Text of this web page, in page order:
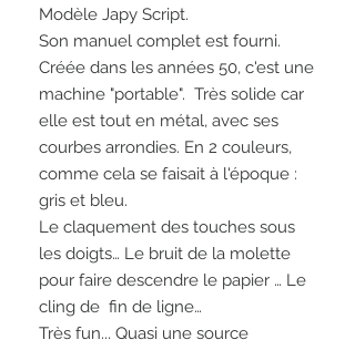
Modèle Japy Script.
Son manuel complet est fourni.
Créée dans les années 50, c'est une
machine "portable". Très solide car
elle est tout en métal, avec ses
courbes arrondies. En 2 couleurs,
comme cela se faisait à l'époque :
gris et bleu.
Le claquement des touches sous
les doigts… Le bruit de la molette
pour faire descendre le papier … Le
cling de fin de ligne…
Très fun... Quasi une source